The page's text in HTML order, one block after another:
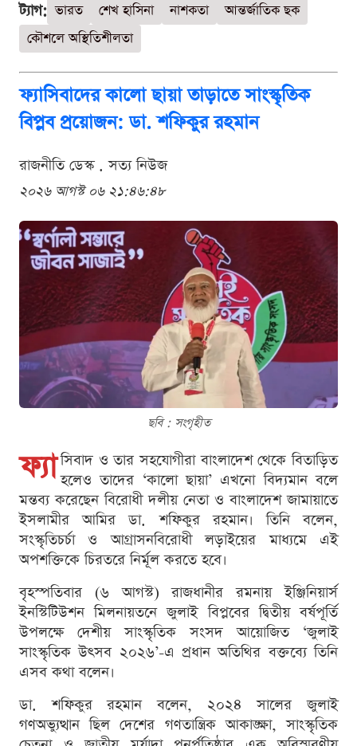
ট্যাগ: ভারত শেখ হাসিনা নাশকতা
আন্তর্জাতিক ছক
কৌশলে অস্থিতিশীলতা
ফ্যাসিবাদের কালো ছায়া তাড়াতে সাংস্কৃতিক
বিপ্লব প্রয়োজন: ডা. শফিকুর রহমান
রাজনীতি ডেস্ক . সত্য নিউজ
২০২৬ আগস্ট ০৬ ২১:৪৬:৪৮
ছবি : সংগৃহীত
ফ্যা সিবাদ ও তার সহযোগীরা বাংলাদেশ থেকে বিতাড়িত
হলেও তাদের ‘কালো ছায়া’ এখনো বিদ্যমান বলে
মন্তব্য করেছেন বিরোধী দলীয় নেতা ও বাংলাদেশ জামায়াতে
ইসলামীর আমির ডা. শফিকুর রহমান। তিনি বলেন,
সংস্কৃতিচর্চা ও আগ্রাসনবিরোধী লড়াইয়ের মাধ্যমে এই
অপশক্তিকে চিরতরে নির্মূল করতে হবে।
বৃহস্পতিবার (৬ আগস্ট) রাজধানীর রমনায় ইঞ্জিনিয়ার্স
ইনস্টিটিউশন মিলনায়তনে জুলাই বিপ্লবের দ্বিতীয় বর্ষপূর্তি
উপলক্ষে দেশীয় সাংস্কৃতিক সংসদ আয়োজিত ‘জুলাই
সাংস্কৃতিক উৎসব ২০২৬’-এ প্রধান অতিথির বক্তব্যে তিনি
এসব কথা বলেন।
ডা. শফিকুর রহমান বলেন, ২০২৪ সালের জুলাই
গণঅভ্যুত্থান ছিল দেশের গণতান্ত্রিক আকাঙ্ক্ষা, সাংস্কৃতিক